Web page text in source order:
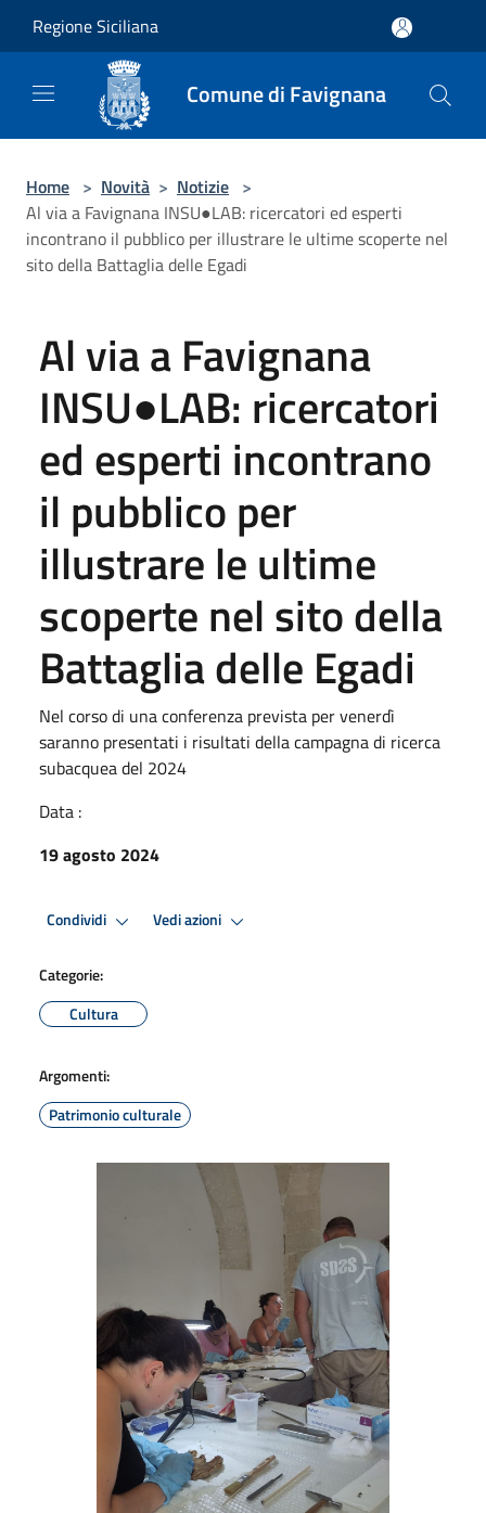
Regione Siciliana
Comune di Favignana
Home > Novità > Notizie >
Al via a Favignana INSU●LAB: ricercatori ed esperti
incontrano il pubblico per illustrare le ultime scoperte nel
sito della Battaglia delle Egadi
Al via a Favignana
INSU●LAB: ricercatori
ed esperti incontrano
il pubblico per
illustrare le ultime
scoperte nel sito della
Battaglia delle Egadi
Nel corso di una conferenza prevista per venerdì
saranno presentati i risultati della campagna di ricerca
subacquea del 2024
Data :
19 agosto 2024
Condividi Vedi azioni
Categorie:
Cultura
Argomenti:
Patrimonio culturale